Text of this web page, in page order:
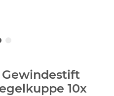
10x